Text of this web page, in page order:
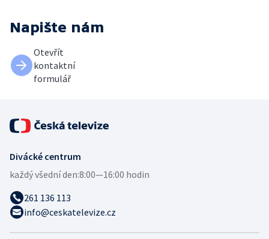
Napište nám
Otevřít
kontaktní
formulář
Divácké centrum
každý všední den:8:00—16:00 hodin
261 136 113
info@ceskatelevize.cz